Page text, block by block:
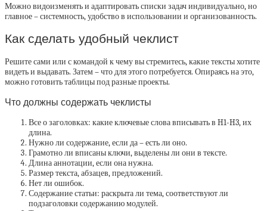
Можно видоизменять и адаптировать списки задач индивидуально, но
главное – системность, удобство в использовании и организованность.
Как сделать удобный чеклист
Решите сами или с командой к чему вы стремитесь, какие тексты хотите
видеть и выдавать. Затем – что для этого потребуется. Опираясь на это,
можно готовить таблицы под разные проекты.
Что должны содержать чеклисты
Все о заголовках: какие ключевые слова вписывать в H1-H3, их
длина.
Нужно ли содержание, если да – есть ли оно.
Грамотно ли вписаны ключи, выделены ли они в тексте.
Длина аннотации, если она нужна.
Размер текста, абзацев, предложений.
Нет ли ошибок.
Содержание статьи: раскрыта ли тема, соответствуют ли
подзаголовки содержанию модулей.